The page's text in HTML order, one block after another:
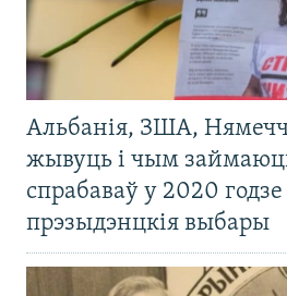
Альбанія, ЗША,
жывуць і чым
спрабаваў у 2020
прэзыдэнцкія выбары